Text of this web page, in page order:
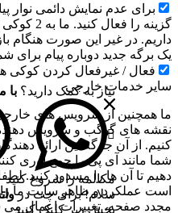
برای عدم نمایش دائمی نوار
گزینه را
داریم. در غیر این صورت هنگام
یک برگه جدید دوباره پیام برای
فعال / غیرفعال کردن
سایر خدمات خارجی
ما همچنین از سرویس های
نقشه های گوگب و سرویس
کنیم. از آن جا گه این ارائه
شما مانند آی پی را جمع آوری
دهیم تا آن ها را مسدود کنید.
است عملکرد و ظاهر سایت ما
مجدد صفحه، تغییرات اعمال می
نیاز به کمک دارید؟ با
مکالمه را شروع کنید
سلام! برای چت در
بخش زیر کلیک کنید